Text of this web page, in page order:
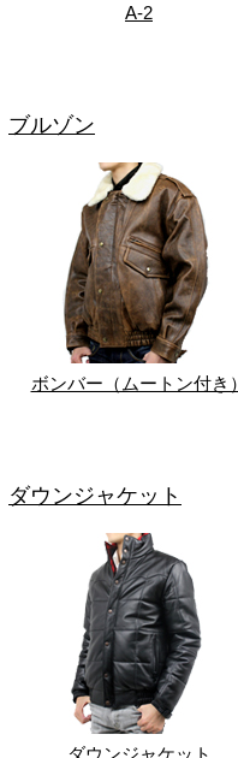
A-2
ブルゾン
ボンバー（ムートン付き）
ダウンジャケット
ダウンジャケット